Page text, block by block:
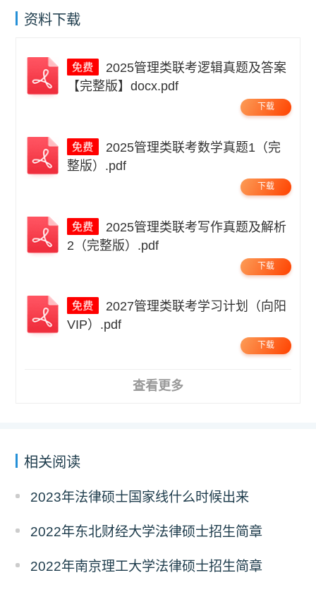
资料下载
【完整版】docx.pdf
下载
整版）.pdf
下载
2（完整版）.pdf
下载
VIP）.pdf
下载
查看更多
相关阅读
2023年法律硕士国家线什么时候出来
2022年东北财经大学法律硕士招生简章
2022年南京理工大学法律硕士招生简章